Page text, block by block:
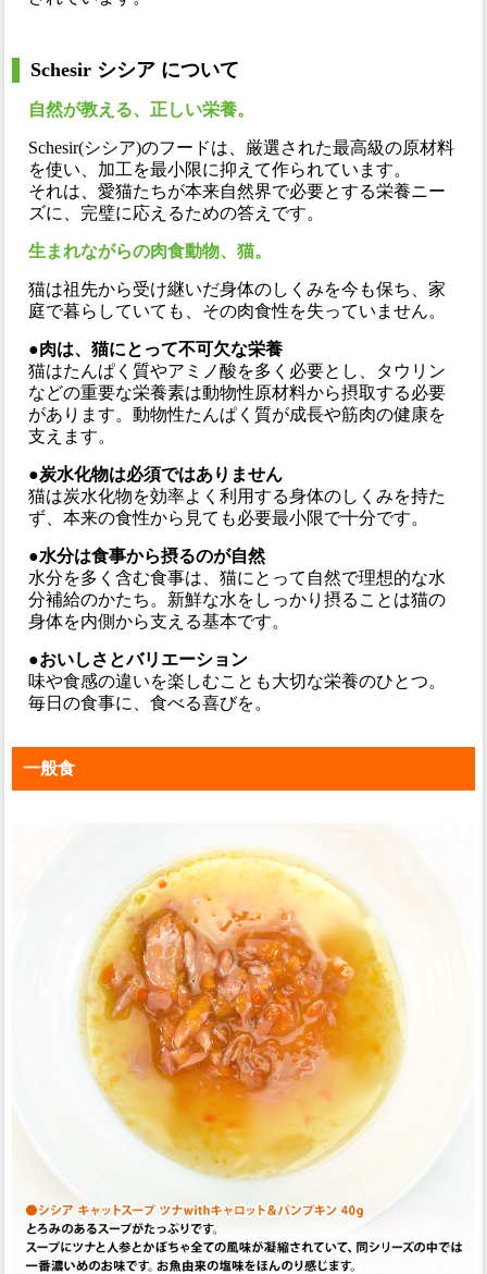
Schesir シシア について
自然が教える、正しい栄養。
Schesir(シシア)のフードは、厳選された最高級の原材料
を使い、加工を最小限に抑えて作られています。
それは、愛猫たちが本来自然界で必要とする栄養ニー
ズに、完璧に応えるための答えです。
生まれながらの肉食動物、猫。
猫は祖先から受け継いだ身体のしくみを今も保ち、家
庭で暮らしていても、その肉食性を失っていません。
●肉は、猫にとって不可欠な栄養
猫はたんぱく質やアミノ酸を多く必要とし、タウリン
などの重要な栄養素は動物性原材料から摂取する必要
があります。動物性たんぱく質が成長や筋肉の健康を
支えます。
●炭水化物は必須ではありません
猫は炭水化物を効率よく利用する身体のしくみを持た
ず、本来の食性から見ても必要最小限で十分です。
●水分は食事から摂るのが自然
水分を多く含む食事は、猫にとって自然で理想的な水
分補給のかたち。新鮮な水をしっかり摂ることは猫の
身体を内側から支える基本です。
●おいしさとバリエーション
味や食感の違いを楽しむことも大切な栄養のひとつ。
毎日の食事に、食べる喜びを。
一般食